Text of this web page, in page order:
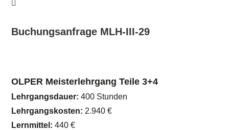
Buchungsanfrage MLH-III-29
OLPER Meisterlehrgang Teile 3+4
Lehrgangsdauer: 400 Stunden
Lehrgangskosten: 2.940 €
Lernmittel: 440 €